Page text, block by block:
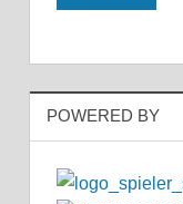
POWERED BY